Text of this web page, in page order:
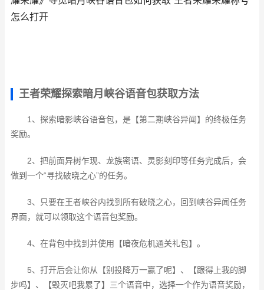
怎么打开
王者荣耀探索暗月峡谷语音包获取方法
1、探索暗影峡谷语音包，是【第二期峡谷异闻】的终极任务
奖励。
2、把前面异树乍现、龙族密语、灵影刻印等任务完成后，会
做到一个“寻找破晓之心”的任务。
3、只要在王者峡谷内找到所有破晓之心，回到峡谷异闻任务
界面，就可以领取这个语音包奖励。
4、在背包中找到并使用【暗夜危机通关礼包】。
5、打开后会让你从【别投降万一赢了呢】、【跟得上我的脚
步吗】、【毁灭吧我累了】三个语音中，选择一个作为语音奖励，